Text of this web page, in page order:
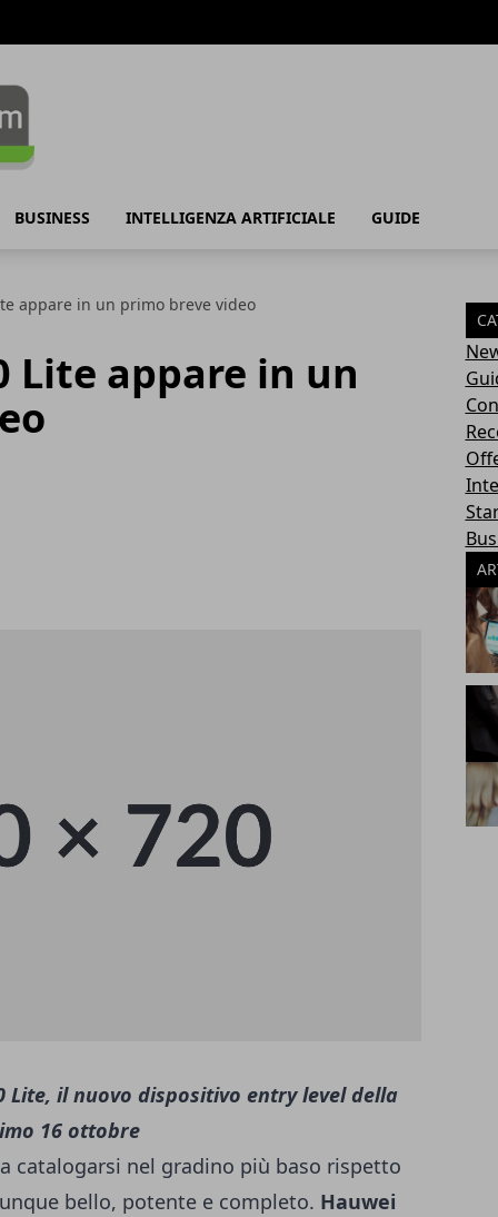
BUSINESS INTELLIGENZA ARTIFICIALE GUIDE
appare in un primo breve video
Lite appare in un
Lite, il nuovo dispositivo entry level della
16 ottobre
catalogarsi nel gradino più baso rispetto
bello, potente e completo. Hauwei